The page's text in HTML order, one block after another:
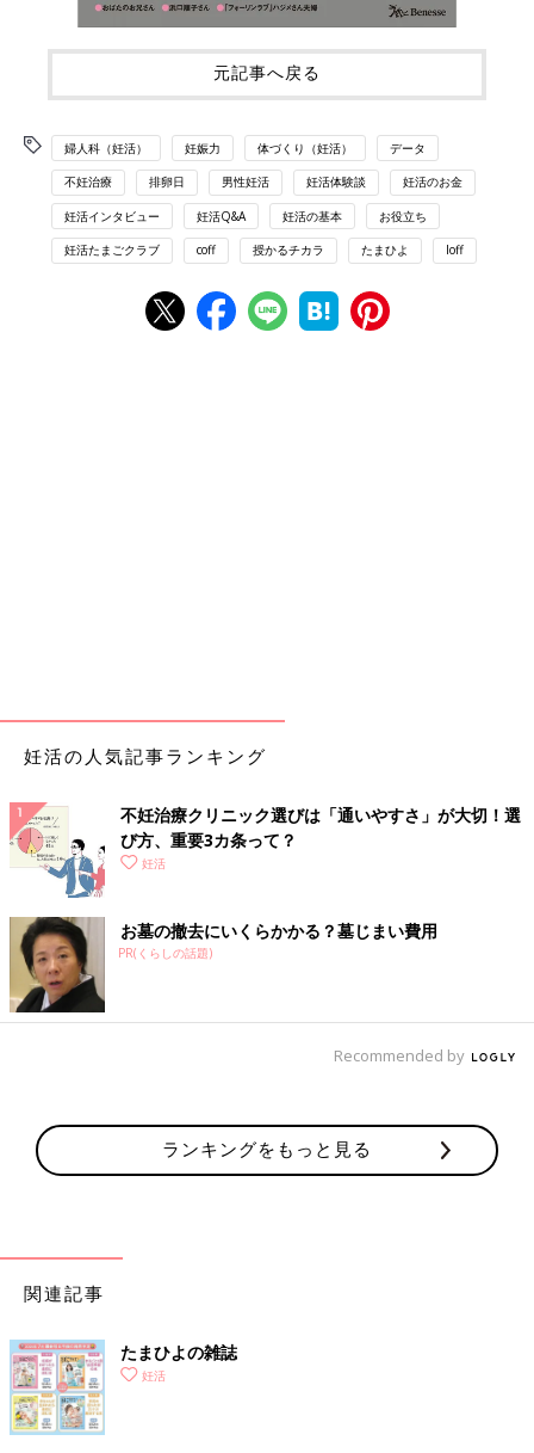
元記事へ戻る
婦人科（妊活） 妊娠力 体づくり（妊活） データ
不妊治療 排卵日 男性妊活 妊活体験談 妊活のお金
妊活インタビュー 妊活Q&A 妊活の基本 お役立ち
妊活たまごクラブ coff 授かるチカラ たまひよ loff
妊活の人気記事ランキング
不妊治療クリニック選びは「通いやすさ」が大切！選
び方、重要3カ条って？
妊活
お墓の撤去にいくらかかる？墓じまい費用
PR(くらしの話題)
Recommended by
ランキングをもっと見る
関連記事
たまひよの雑誌
妊活